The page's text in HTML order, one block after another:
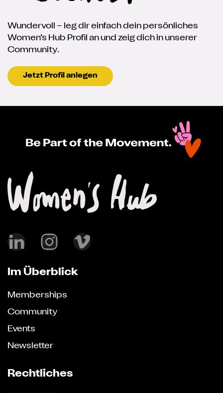
Wundervoll – leg dir einfach dein persönliches
Women’s Hub Profil an und zeig dich in unserer
Community.
Jetzt Profil anlegen
Im Überblick
Memberships
Community
Events
Newsletter
Rechtliches